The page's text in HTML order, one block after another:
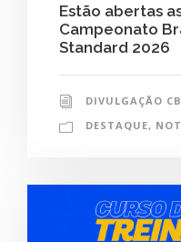
Estão abertas
Campeonato
Standard 2026
DIVULGAÇÃO
DESTAQUE,